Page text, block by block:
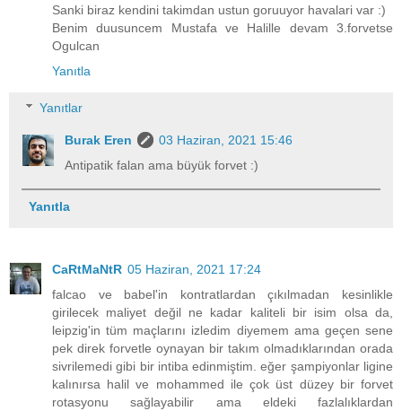
Sanki biraz kendini takimdan ustun goruuyor havalari var :)
Benim duusuncem Mustafa ve Halille devam 3.forvetse
Ogulcan
Yanıtla
Yanıtlar
Burak Eren
03 Haziran, 2021 15:46
Antipatik falan ama büyük forvet :)
Yanıtla
CaRtMaNtR 05 Haziran, 2021 17:24
falcao ve babel'in kontratlardan çıkılmadan kesinlikle
girilecek maliyet değil ne kadar kaliteli bir isim olsa da,
leipzig'in tüm maçlarını izledim diyemem ama geçen sene
pek direk forvetle oynayan bir takım olmadıklarından orada
sivrilemedi gibi bir intiba edinmiştim. eğer şampiyonlar ligine
kalınırsa halil ve mohammed ile çok üst düzey bir forvet
rotasyonu sağlayabilir ama eldeki fazlalıklardan